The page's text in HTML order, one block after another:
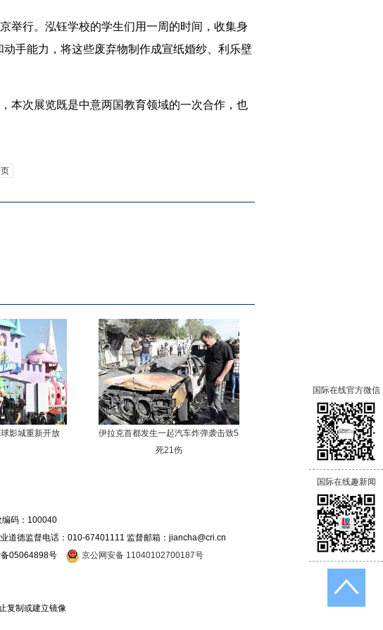
行。泓钰学校的学生们用一周的时间，收集身
手能力，将这些废弃物制作成宣纸婚纱、利乐壁
次展览既是中意两国教育领域的一次合作，也
影城重新开放
伊拉克首都发生一起汽车炸弹袭击致5
死21伤
编码：100040
道德监督电话：010-67401111 监督邮箱：jiancha@cri.cn
05064898号
京公网安备 11040102700187号
复制或建立镜像
国际在线官方微信
国际在线趣新闻